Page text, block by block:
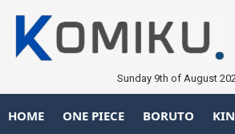
Sunday 9th of August
HOME ONE PIECE BORUTO